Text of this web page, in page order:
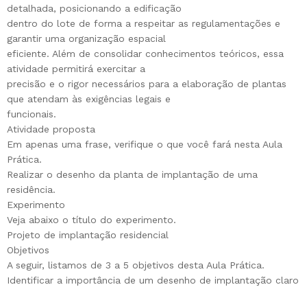
detalhada, posicionando a edificação
dentro do lote de forma a respeitar as regulamentações e
garantir uma organização espacial
eficiente. Além de consolidar conhecimentos teóricos, essa
atividade permitirá exercitar a
precisão e o rigor necessários para a elaboração de plantas
que atendam às exigências legais e
funcionais.
Atividade proposta
Em apenas uma frase, verifique o que você fará nesta Aula
Prática.
Realizar o desenho da planta de implantação de uma
residência.
Experimento
Veja abaixo o título do experimento.
Projeto de implantação residencial
Objetivos
A seguir, listamos de 3 a 5 objetivos desta Aula Prática.
Identificar a importância de um desenho de implantação claro